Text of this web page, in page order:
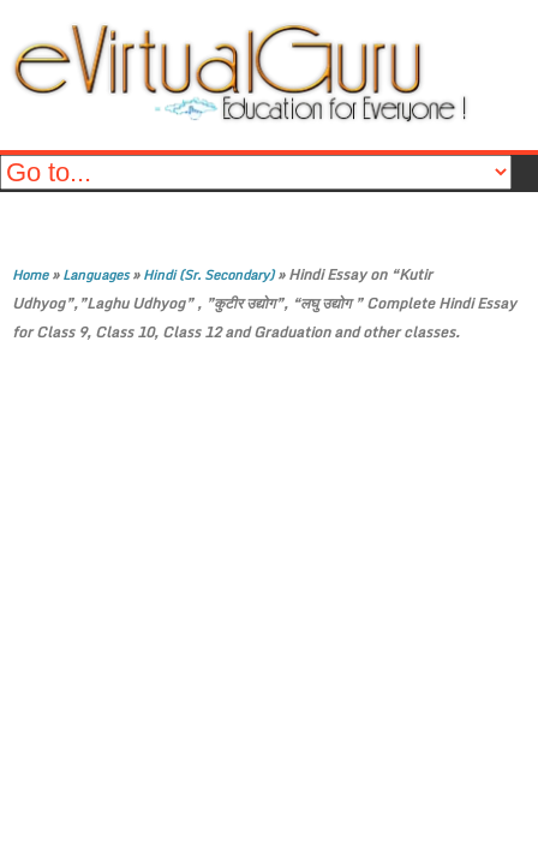
Home»Languages»Hindi (Sr. Secondary)»Hindi Essay on “Kutir
Udhyog”,”Laghu Udhyog” , ”कुटीर उद्योग”, “लघु उद्योग ” Complete Hindi Essay
for Class 9, Class 10, Class 12 and Graduation and other classes.